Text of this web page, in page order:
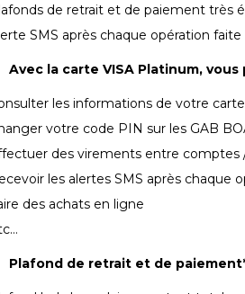
de retrait et de paiement très
SMS après chaque opération faite
Avec la carte VISA Platinum, vous
les informations de votre
votre code PIN sur les GAB
des virements entre comptes
les alertes SMS après chaque
des achats en ligne
Plafond de retrait et de